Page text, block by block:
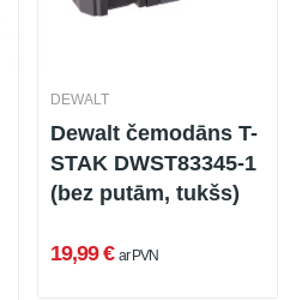
DEWALT
Dewalt čemodāns T-
STAK DWST83345-1
(bez putām, tukšs)
19,99 € ar PVN